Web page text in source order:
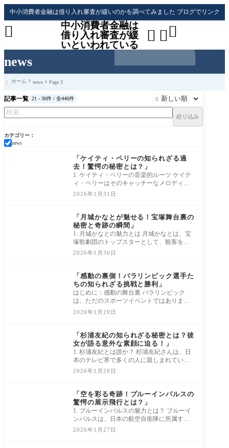
news
中小消費者金融は借り入れ審査が緩いのかを調べてみました ブログでリンク
中小消費者金融は
借り入れ審査が緩
いといわれている
 

 ホーム news Page 3
記事一覧 21 - 30件 / 全446件 
絞り込み
カテゴリー
news
「ケイティ・ペリーの知られざる過
去！驚愕の秘密とは？」
1. ケイティ・ペリーの音楽的ルーツ ケイテ
ィ・ペリーはそのキャッチーなメロディと
ユニークなスタイルで世界中のリスナーを
2026年1月31日
「月城かなとが魅せる！宝塚舞台裏の
秘密と奇跡の瞬間」
1. 月城かなとの魅力とは 月城かなとは、宝
塚歌劇団のトップスターとして、観客を一
瞬で魅了するその華やかなビジュアルが特
2026年1月30日
「感動の裏側！パラリンピック選手た
ちの知られざる挑戦と勝利」
はじめに：感動の舞台裏 パラリンピック
は、ただのスポーツイベントではありませ
ん。それは、希望と勇気の祭典であり、さ
まざま
2026年1月29日
「杉浦友紀の知られざる秘密とは？彼
女が語る意外な素顔に迫る！」
1. 杉浦友紀とは誰か？ 杉浦友紀さんは、日
本のテレビ界で多くの人に親しまれている
アナウンサーです。彼女の明るい笑顔と温
2026年1月28日
「空を彩る奇跡！ブルーインパルスの
驚愕の展示飛行とは？」
1. ブルーインパルスの魅力とは？ ブルーイ
ンパルスは、日本の航空自衛隊に所属する
アクロバット飛行チームです。そのパフォ
2026年1月27日